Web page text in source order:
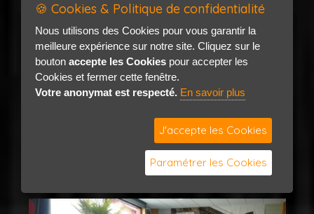
🍪 Cookies & Politique de confidentialité
Nous utilisons des Cookies pour vous garantir la
meilleure expérience sur notre site. Cliquez sur le
bouton accepte les Cookies pour accepter les
Cookies et fermer cette fenêtre.
Votre anonymat est respecté. En savoir plus
J'accepte les Cookies
Paramétrer les Cookies